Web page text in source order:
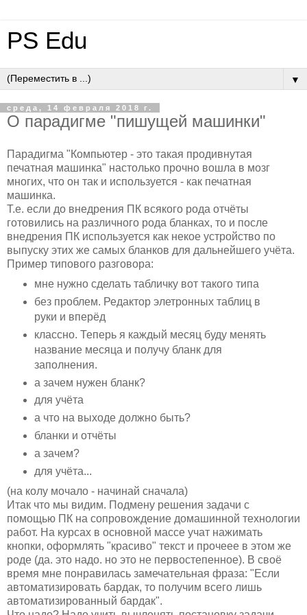
PS Edu
▼
среда, 14 февраля 2018 г.
О парадигме "пишущей машинки"
Парадигма "Компьютер - это такая продивнутая
печатная машинка" настолько прочно вошла в мозг
многих, что он так и используется - как печатная
машинка.
Т.е. если до внедрения ПК всякого рода отчёты
готовились на различного рода бланках, то и после
внедрения ПК используется как некое устройство по
выпуску этих же самых бланков для дальнейшего учёта.
Пример типового разговора:
мне нужно сделать табличку вот такого типа
без проблем. Редактор элетронных таблиц в
руки и вперёд
классно. Теперь я каждый месяц буду менять
название месяца и получу бланк для
заполнения.
а зачем нужен бланк?
для учёта
а что на выходе должно быть?
бланки и отчёты
а зачем?
для учёта...
(на колу мочало - начинай сначала)
Итак что мы видим. Подмену решения задачи с
помощью ПК на сопровождение домашинной технологии
работ. На курсах в основной массе учат нажимать
кнопки, оформлять "красиво" текст и прочеее в этом же
роде (да. это надо. но это не первостепенное). В своё
время мне понравилась замечательная фраза: "Если
автоматизировать бардак, то получим всего лишь
автоматизированный бардак".